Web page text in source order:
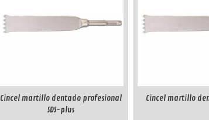
Cincel martillo dentado profesional
SDS-plus
Cincel martillo